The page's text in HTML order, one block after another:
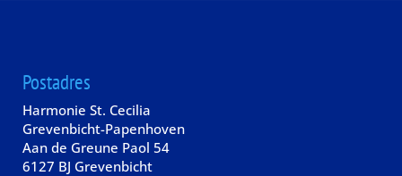
Postadres
Harmonie St. Cecilia
Grevenbicht-Papenhoven
Aan de Greune Paol 54
6127 BJ Grevenbicht